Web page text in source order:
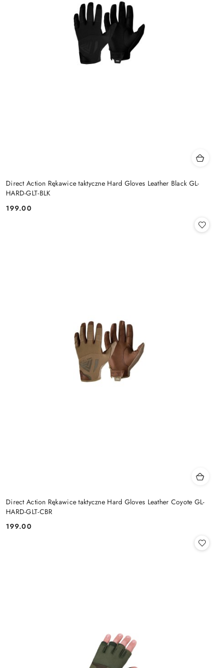
Direct Action Rękawice taktyczne Hard Gloves Leather Black GL-
HARD-GLT-BLK
Cena:
199.00
Direct Action Rękawice taktyczne Hard Gloves Leather Coyote GL-
HARD-GLT-CBR
Cena:
199.00